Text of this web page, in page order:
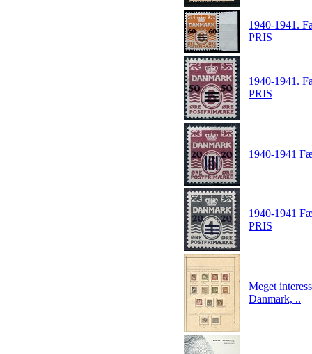
1940-1941.
PRIS
1940-1941.
PRIS
1940-1941
1940-1941
PRIS
Meget
Danmark, ..